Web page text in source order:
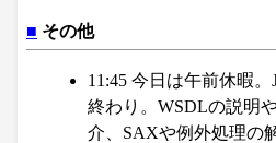
■ その他
11:45 今日は午前休暇。
終わり。WSDLの説明や
介、SAXや例外処理の